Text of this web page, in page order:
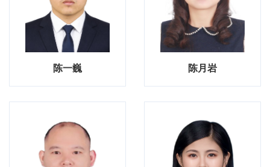
陈一巍 陈月岩